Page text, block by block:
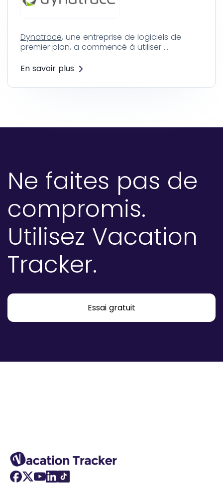
Dynatrace, une entreprise de logiciels de
premier plan, a commencé à utiliser …
En savoir plus
Ne faites pas de
compromis.
Utilisez Vacation
Tracker.
Essai gratuit